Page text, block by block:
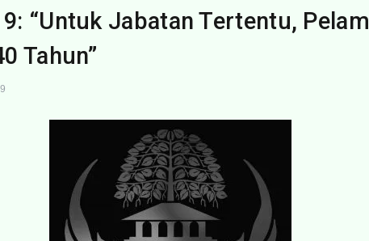
“Untuk Jabatan Tertentu,
Tahun”